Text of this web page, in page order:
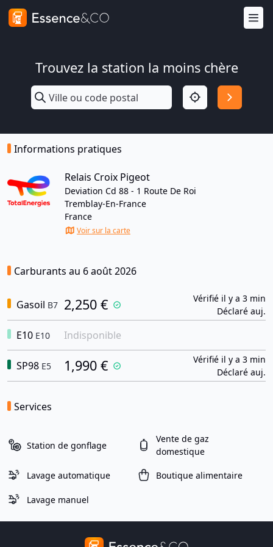
Trouvez la station la moins chère
Informations pratiques
Relais Croix Pigeot
Deviation Cd 88 - 1 Route De Roi
Tremblay-En-France
France
Voir sur la carte
Carburants au 6 août 2026
Gasoil B7 2,250 €
Vérifié il y a 3 min
Déclaré auj.
E10 E10 Indisponible
SP98 E5 1,990 €
Vérifié il y a 3 min
Déclaré auj.
Services
Station de gonflage
Vente de gaz
domestique
Lavage automatique Boutique alimentaire
Lavage manuel